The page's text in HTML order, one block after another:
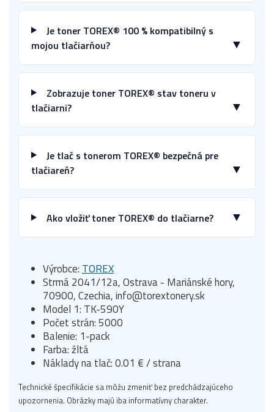
Je toner TOREX® 100 % kompatibilný s
mojou tlačiarňou?
▼
Zobrazuje toner TOREX® stav toneru v
tlačiarni?
▼
Je tlač s tonerom TOREX® bezpečná pre
tlačiareň?
▼
Ako vložiť toner TOREX® do tlačiarne? ▼
Výrobce:TOREX
Strmá 2041/12a, Ostrava - Mariánské hory,
70900, Czechia, info@torextonery.sk
Model 1: TK-590Y
Počet strán: 5000
Balenie: 1-pack
Farba: žltá
Náklady na tlač: 0.01 € / strana
Technické špecifikácie sa môžu zmeniť bez predchádzajúceho
upozornenia. Obrázky majú iba informatívny charakter.